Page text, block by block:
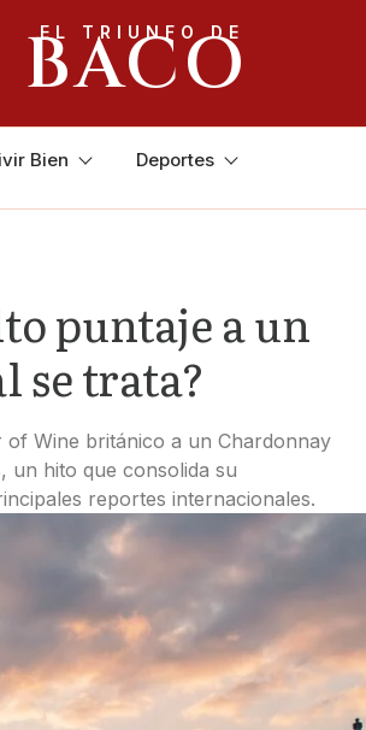
EL TRIUNFO DE
BACO
Bien Deportes
puntaje a un
se trata?
Wine británico a un Chardonnay
un hito que consolida su
reportes internacionales.